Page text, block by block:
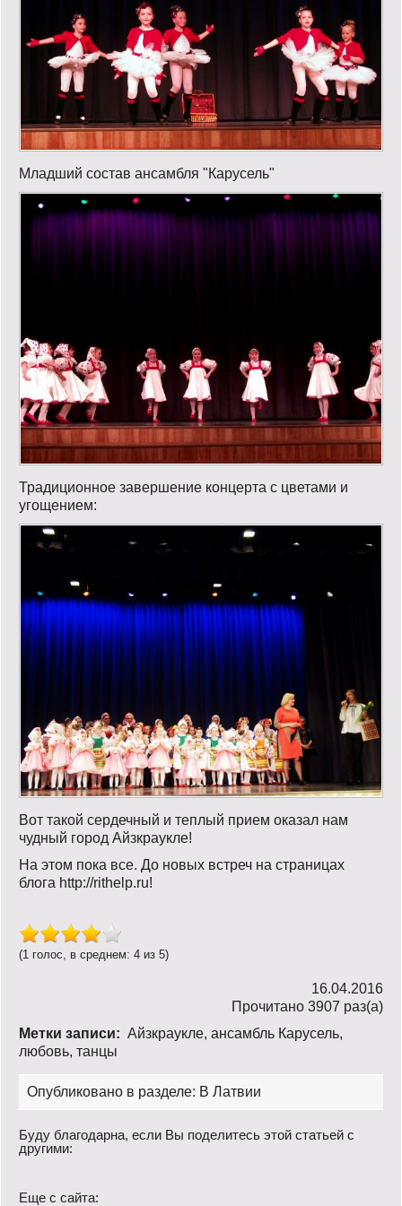
Младший состав ансамбля "Карусель"
Традиционное завершение концерта с цветами и
угощением:
Вот такой сердечный и теплый прием оказал нам
чудный город Айзкраукле!
На этом пока все. До новых встреч на страницах
блога http://rithelp.ru!
(1 голос, в среднем: 4 из 5)
16.04.2016
Прочитано 3907 раз(a)
Метки записи: Айзкраукле, ансамбль Карусель,
любовь, танцы
Опубликовано в разделе: В Латвии
Буду благодарна, если Вы поделитесь этой статьей с
другими:
Еще с сайта: